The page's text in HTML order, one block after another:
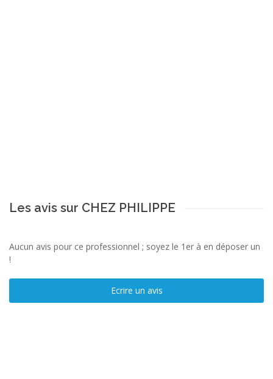
Les avis sur CHEZ PHILIPPE
Aucun avis pour ce professionnel ; soyez le 1er à en déposer un
!
Ecrire un avis